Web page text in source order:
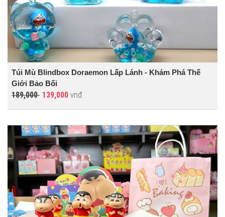
Túi Mù Blindbox Doraemon Lấp Lánh - Khám Phá Thế
Giới Bảo Bối
189,000 139,000 vnđ